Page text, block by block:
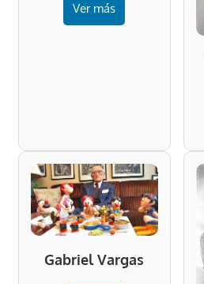
Ver más
Gabriel Vargas